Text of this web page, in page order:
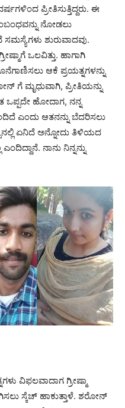
ಪ್ರೀತಿಸುತ್ತಿದ್ದರು. ಈ
ನೋಡಲು
ಸಮಸ್ಯೆಗಳು ಶುರುವಾದವು.
ಒಲವಿತ್ತು. ಹಾಗಾಗಿ
ಆಕೆ ಪ್ರಯತ್ನಗಳನ್ನು
ಗೆ ಮೃಧುವಾಗಿ, ಪ್ರೀತಿಯನ್ನು
ಒಪ್ಪದೇ ಹೋದಾಗ, ನನ್ನ
ಎಂದು ಆತನನ್ನು ಬೆದರಿಸಲು
ಏನಿದೆ ಅನ್ನೋದು ತಿಳಿಯದ
ನಾನು ನಿನ್ನನ್ನು
ವಿಫಲವಾದಾಗ ಗ್ರೀಷ್ಮಾ
ಸ್ಕೆಚ್ ಹಾಕುತ್ತಾಳೆ. ಶರೋನ್